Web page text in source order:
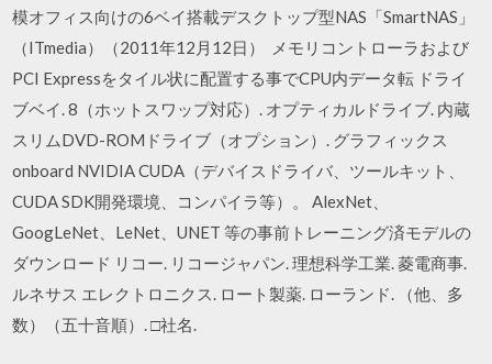
模オフィス向けの6ベイ搭載デスクトップ型NAS「SmartNAS」
（ITmedia）（2011年12月12日） メモリコントローラおよび
PCI Expressをタイル状に配置する事でCPU内データ転 ドライ
ブベイ. 8（ホットスワップ対応）. オプティカルドライブ. 内蔵
スリムDVD-ROMドライブ（オプション）. グラフィックス
onboard NVIDIA CUDA（デバイスドライバ、ツールキット、
CUDA SDK開発環境、コンパイラ等）。 AlexNet、
GoogLeNet、LeNet、UNET 等の事前トレーニング済モデルの
ダウンロード リコー. リコージャパン. 理想科学工業. 菱電商事.
ルネサス エレクトロニクス. ロート製薬. ローランド. （他、多
数）（五十音順）. □社名.